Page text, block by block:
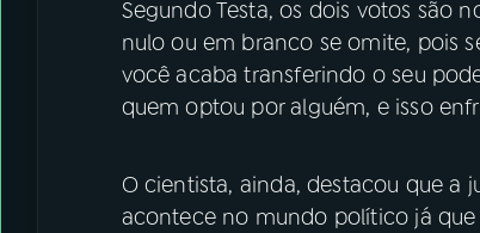
Segundo Testa, os dois votos são
nulo ou em branco se omite, pois
você acaba transferindo o seu
quem optou por alguém, e isso
O cientista, ainda, destacou que a
acontece no mundo político já